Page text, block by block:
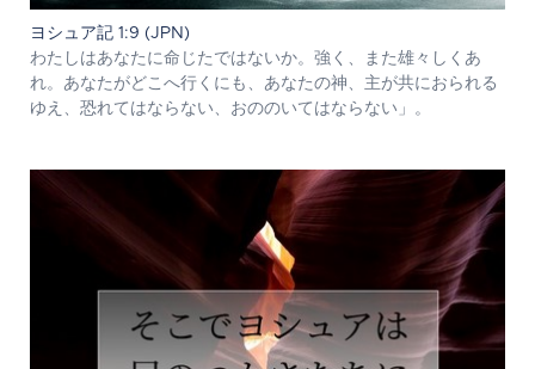
ヨシュア記 1:9 (JPN)
わたしはあなたに命じたではないか。強く、また雄々しくあ
れ。あなたがどこへ行くにも、あなたの神、主が共におられる
ゆえ、恐れてはならない、おののいてはならない」。